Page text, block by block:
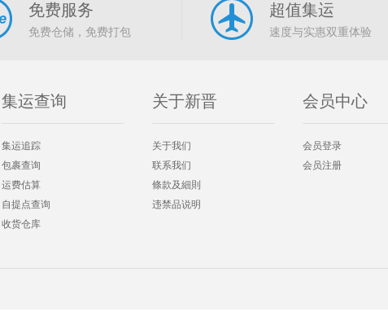
免费服务
免费仓储，免费打包
超值集运
速度与实惠双重体验
集运查询
集运追踪
包裹查询
运费估算
自提点查询
收货仓库
关于新晋
关于我们
联系我们
條款及細則
违禁品说明
会员中心
会员登录
会员注册